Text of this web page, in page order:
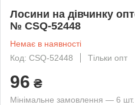
Лосини на дівчинку
№ CSQ-52448
Немає в наявності
Код: CSQ-52448
Тільки опт
96 ₴
Мінімальне замовлення — 6 шт.